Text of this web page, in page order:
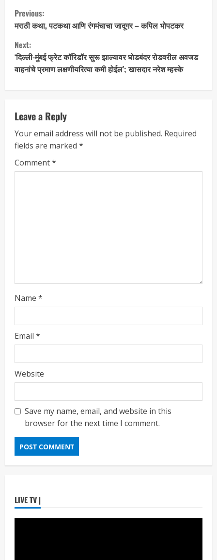
Previous:
मराठी कथा, पटकथा आणि रंगमंचाचा जादूगर – कपिल भोपटकर
Next:
‘दिल्ली-मुंबई फ्रेट कॉरिडॉर सुरू झाल्यावर घोडबंदर रोडवरील अवजड
वाहनांचे प्रमाण लक्षणीयरित्या कमी होईल’; खासदार नरेश म्हस्के
Leave a Reply
Your email address will not be published. Required
fields are marked *
Comment*
Name *
Email *
Website
Save my name, email, and website in this
browser for the next time I comment.
LIVE TV |
2
यांनी घेतला आढावा
7, 2026
3
आयोजन
Maharashtra Majha News
August
6, 2026
ताज्या बातम्या राजकीय
रिंग मेट्रोबाबत सविस्तर माहितीसाठीनगरसेवकांची विशेष
मागणी
डॉ. श्रीकृष्ण पांचाळ आणि आयुक्त डॉ. कैलास शिंदे
यांनी घेतला आढावा